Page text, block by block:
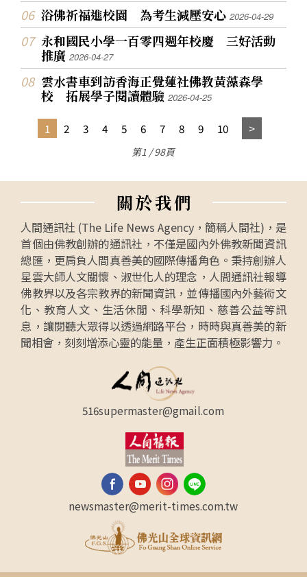
浴佛祈福進校園 為考生減壓安心2026-04-29
永和國民小學一百零四週年校慶 三好活動
推廣2026-04-27
雲水書車到訪香海正覺蓮社佛教黃藻森學
校 拓展學子閱讀體驗2026-04-25
1 2 3 4 5 6 7 8 9 10
第1 / 98頁
關於我們
人間通訊社 (The Life News Agency，簡稱人間社)，是
首個由佛教創辦的通訊社，不僅是國內外佛教新聞資訊
總匯，更肩負人間真善美的國際傳播角色。秉持創辦人
星雲大師人文關懷、淑世化人的理念，人間通訊社報導
佛教界以及各宗教界的新聞資訊，並傳播國內外藝術文
化、教育人文、生活休閒、科學新知、慈善公益等訊
息，讓閱聽大眾得以透過網路平台，時時與真善美的新
聞相會，刻刻增添心靈的能量，產生正面積極影響力。
516supermaster@gmail.com
newsmaster@merit-times.com.tw